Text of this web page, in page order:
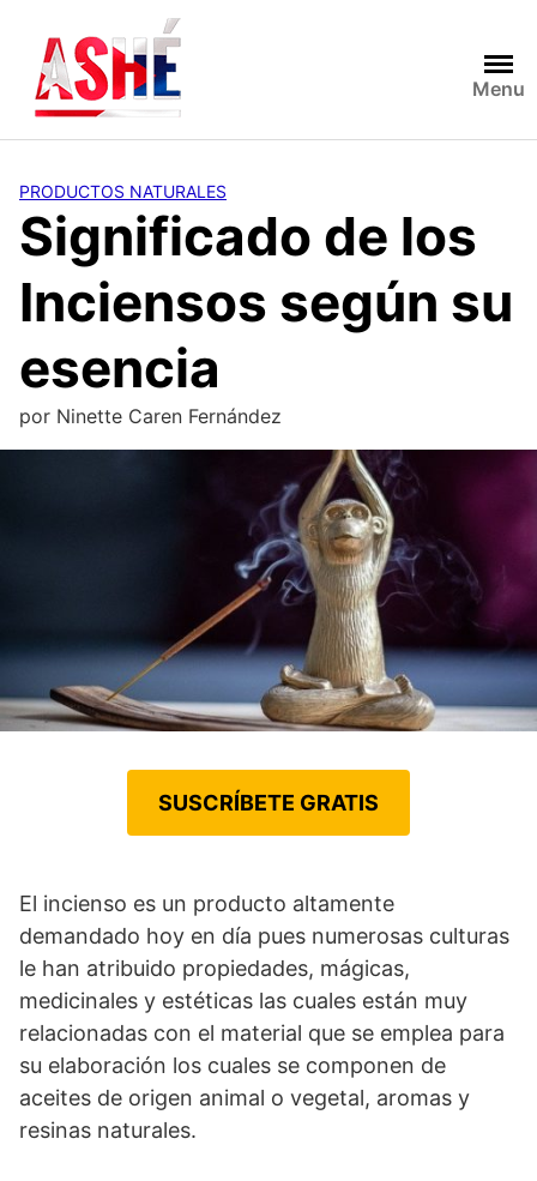
contenido
Menu
PRODUCTOS NATURALES
Significado de los
Inciensos según su
esencia
por Ninette Caren Fernández
SUSCRÍBETE GRATIS
El incienso es un producto altamente
demandado hoy en día pues numerosas culturas
le han atribuido propiedades, mágicas,
medicinales y estéticas las cuales están muy
relacionadas con el material que se emplea para
su elaboración los cuales se componen de
aceites de origen animal o vegetal, aromas y
resinas naturales.